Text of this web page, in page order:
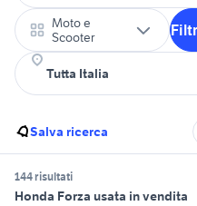
Moto e
Scooter
Salva ricerca
144 risultati
Honda Forza usata in vendita